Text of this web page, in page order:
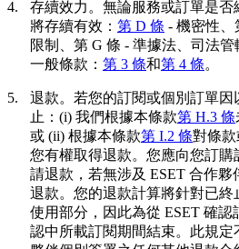
4. 存續效力。 無論服務或訂單是否
將存續有效： 第 D 條 - 機密性、
限制、第 G 條 - 準據法、司法
一般條款： 第 3 條和第 4 條。
5. 退款。 若您的訂閱或個別訂單
止：(i) 我們根據本條款第 H.3 條
或 (ii) 根據本條款第 I.2 條對條款
您有權取得退款。您應向您訂購
請退款，若無涉及 ESET 合作
退款。您的退款計算將針對已
使用部分，因此為從 ESET 確
認中所載訂閱期間結束。此規定